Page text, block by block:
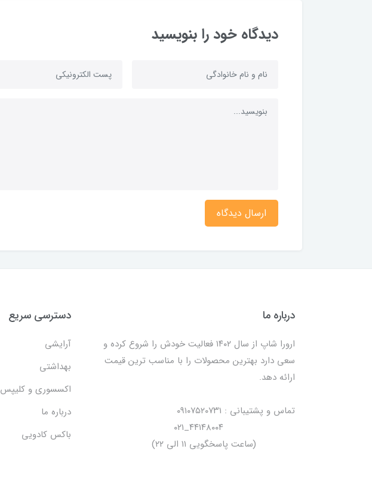
دیدگاه خود را بنویسید
ارسال دیدگاه
درباره ما
ارورا شاپ از سال ۱۴۰۲ فعالیت خودش را شروع کرده و
سعی دارد بهترین محصولات را با مناسب ترین قیمت
ارائه دهد.
تماس و پشتیبانی : ۰۹۱۰۷۵۲۰۷۳۱
(ساعت پاسخگویی ۱۱ الی ۲۲)
دسترسی سریع
آرایشی
بهداشتی
اکسسوری و کلیپس
درباره ما
باکس کادویی